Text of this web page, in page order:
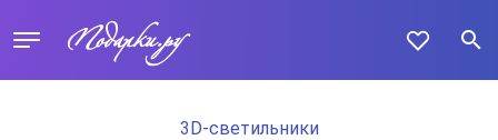
3D-светильники